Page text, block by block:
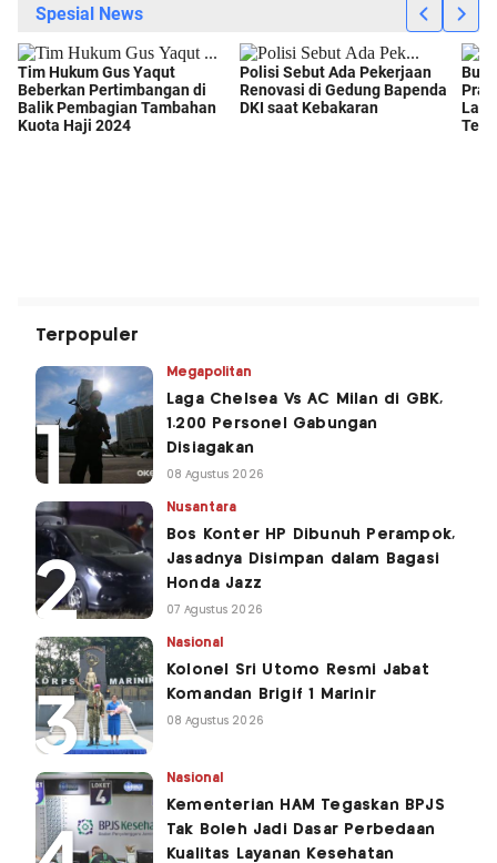
Terpopuler
Megapolitan
Laga Chelsea Vs AC Milan di GBK,
1.200 Personel Gabungan
Disiagakan
08 Agustus 2026
Nusantara
Bos Konter HP Dibunuh Perampok,
Jasadnya Disimpan dalam Bagasi
Honda Jazz
07 Agustus 2026
Nasional
Kolonel Sri Utomo Resmi Jabat
Komandan Brigif 1 Marinir
08 Agustus 2026
Nasional
Kementerian HAM Tegaskan BPJS
Tak Boleh Jadi Dasar Perbedaan
Kualitas Layanan Kesehatan